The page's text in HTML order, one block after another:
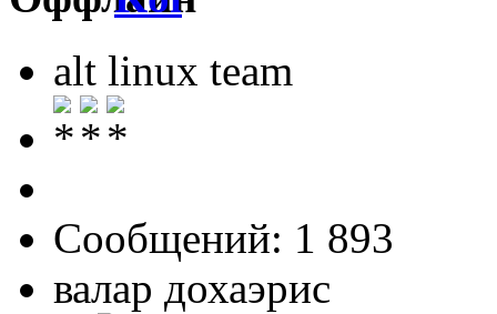
alt linux team
Сообщений: 1 893
валар дохаэрис